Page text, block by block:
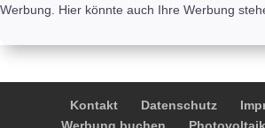
Werbung. Hier könnte auch Ihre Werbung
Kontakt Datenschutz